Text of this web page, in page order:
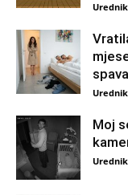
Urednik
Urednik
Moj
Urednik